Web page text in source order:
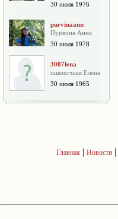
30 июля 1976
purvinaann
Пурвина Анна
30 июля 1978
3007lena
пшеничная Елена
30 июля 1965
Главная | Новости|